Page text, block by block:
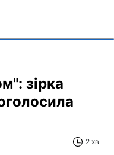
зірка
2 хв